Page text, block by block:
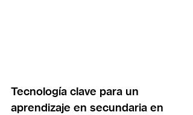
Tecnología clave para un
aprendizaje en secundaria en